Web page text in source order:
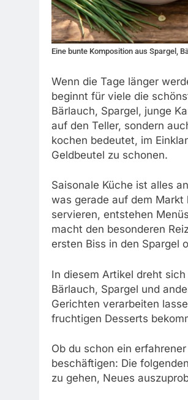
Eine bunte Komposition aus Spargel,
Wenn die Tage länger
beginnt für viele die
Bärlauch, Spargel, junge
auf den Teller, sondern
kochen bedeutet, im
Geldbeutel zu schonen.
Saisonale Küche ist alles
was gerade auf dem
servieren, entstehen
macht den besonderen
ersten Biss in den Spargel
In diesem Artikel dreht
Bärlauch, Spargel und
Gerichten verarbeiten
fruchtigen Desserts
Ob du schon ein
beschäftigen: Die
zu gehen, Neues